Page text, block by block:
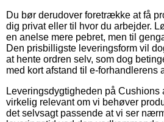
Du bør derudover foretrække at få
dig privat eller til hvor du arbejder.
en anelse mere pebret, men til
Den prisbilligste leveringsform vil
at hente ordren selv, som dog
med kort afstand til e-forhandlerens
Leveringsdygtigheden på
virkelig relevant om vi behøver
det selvsagt passende at vi ser